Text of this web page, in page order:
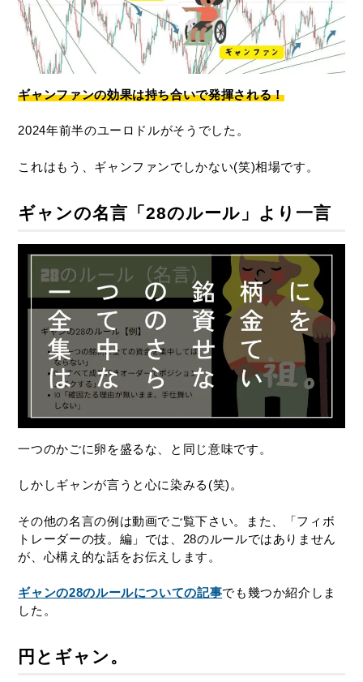
ギャンファンの効果は持ち合いで発揮される！
2024年前半のユーロドルがそうでした。
これはもう、ギャンファンでしかない(笑)相場です。
ギャンの名言「28のルール」より一言
一つのかごに卵を盛るな、と同じ意味です。
しかしギャンが言うと心に染みる(笑)。
その他の名言の例は動画でご覧下さい。また、「フィボ
トレーダーの技。編」では、28のルールではありません
が、心構え的な話をお伝えします。
ギャンの28のルールについての記事でも幾つか紹介しま
した。
円とギャン。